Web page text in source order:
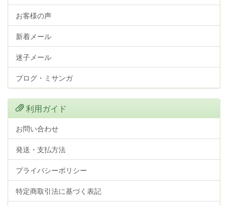
お客様の声
新着メール
迷子メール
ブログ・ミサンガ
利用ガイド
お問い合わせ
発送・支払方法
プライバシーポリシー
特定商取引法に基づく表記